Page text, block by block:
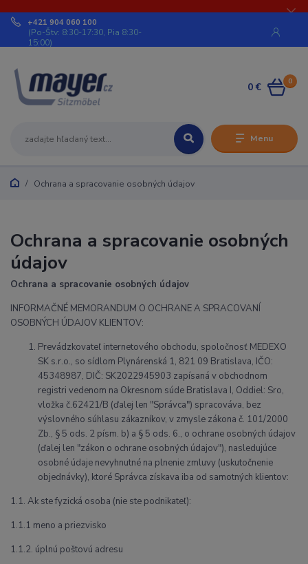
Menu
+421 904 060 100
(Po-Štv: 8:30-17:30, Pia 8:30-
15:00)
0
0 €
Ochrana a spracovanie osobných údajov
Ochrana a spracovanie osobných
údajov
Ochrana a spracovanie osobných údajov
INFORMAČNÉ MEMORANDUM O OCHRANE A SPRACOVANÍ
OSOBNÝCH ÚDAJOV KLIENTOV:
Prevádzkovateľ internetového obchodu, spoločnosť MEDEXO
SK s.r.o., so sídlom Plynárenská 1, 821 09 Bratislava, IČO:
45348987, DIČ: SK2022945903 zapísaná v obchodnom
registri vedenom na Okresnom súde Bratislava I, Oddiel: Sro,
vložka č.62421/B (ďalej len "Správca") spracováva, bez
výslovného súhlasu zákazníkov, v zmysle zákona č. 101/2000
Zb., § 5 ods. 2 písm. b) a § 5 ods. 6., o ochrane osobných údajov
(ďalej len "zákon o ochrane osobných údajov"), nasledujúce
osobné údaje nevyhnutné na plnenie zmluvy (uskutočnenie
objednávky), ktoré Správca získava iba od samotných klientov:
1.1. Ak ste fyzická osoba (nie ste podnikateľ):
1.1.1 meno a priezvisko
1.1.2. úplnú poštovú adresu